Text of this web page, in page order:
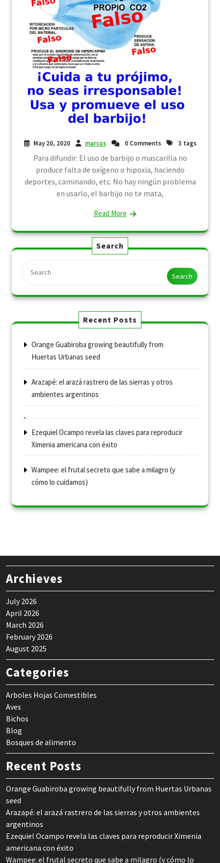
May 20, 2020 marcos 0 Comments 3 tags
Para difundir: El uso de barbijo o mascarilla no
produce falta de oxígeno o hipoxia, haciendo
deportes, caminando, etc. No hay ningún problema
en usarlo, el barbijo no te mata,
Read More
Search
Search
Recent Posts
Orange Guabiroba growing beautifully from
Huertas Urbanas seed
Arazapé: el arazá rastrero de las sierras y otros
ambientes argentinos
Ezequiel Ocampo revela las claves para reproducir
Ximenia americana con éxito
Wampee: el frutal secreto que sabe a milagro (y
cómo lo cuidamos)
Archieves
July 2026
April 2026
March 2026
February 2026
August 2025
Categories
Arboles Hojas Comestibles
Aves
Bichos
Blog
Bosques de alimento
Recent Posts
Orange Guabiroba growing beautifully from Huertas Urbanas
seed
Arazapé: el arazá rastrero de las sierras y otros ambientes
argentinos
Ezequiel Ocampo revela las claves para reproducir Ximenia
americana con éxito
Wampee: el frutal secreto que sabe a milagro (y cómo lo